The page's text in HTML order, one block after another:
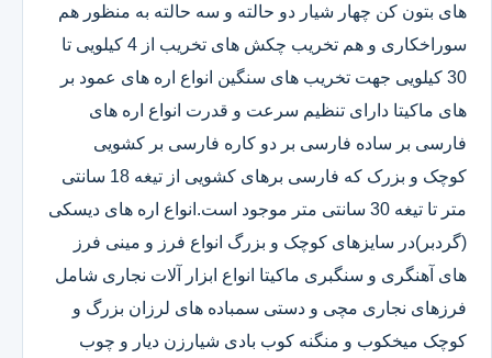
های بتون کن چهار شیار دو حالته و سه حالته به منظور هم
سوراخکاری و هم تخریب چکش های تخریب از 4 کیلویی تا
30 کیلویی جهت تخریب های سنگین انواع اره های عمود بر
های ماکیتا دارای تنظیم سرعت و قدرت انواع اره های
فارسی بر ساده فارسی بر دو کاره فارسی بر کشویی
کوچک و بزرک که فارسی برهای کشویی از تیغه 18 سانتی
متر تا تیغه 30 سانتی متر موجود است.انواع اره های دیسکی
(گردبر)در سایزهای کوچک و بزرگ انواع فرز و مینی فرز
های آهنگری و سنگبری ماکیتا انواع ابزار آلات نجاری شامل
فرزهای نجاری مچی و دستی سمباده های لرزان بزرگ و
کوچک میخکوب و منگنه کوب بادی شیارزن دیار و چوب